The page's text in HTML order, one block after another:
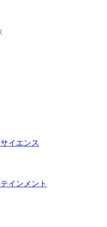
イエンス
インメント